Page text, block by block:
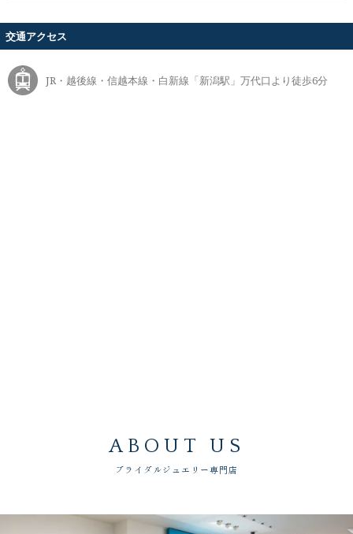
交通アクセス
JR・越後線・信越本線・白新線「新潟駅」万代口より徒歩6分
ABOUT US
ブライダルジュエリー専門店